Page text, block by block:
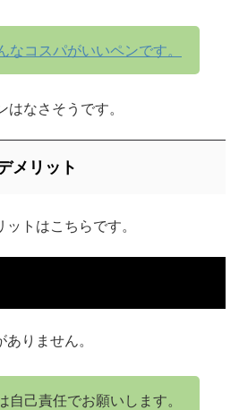
なコスパがいいペンです。
なさそうです。
メリット
トはこちらです。
りません。
自己責任でお願いします。